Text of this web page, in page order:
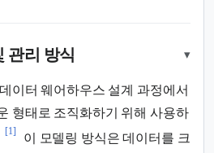
관리 방식 ▾
이터 웨어하우스 설계 과정에서
형태로 조직화하기 위해 사용하
[1]
이 모델링 방식은 데이터를 크